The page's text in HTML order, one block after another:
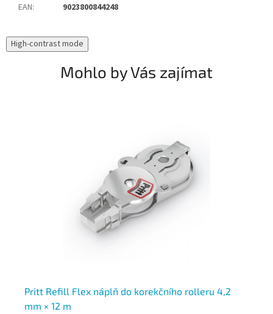
EAN: 9023800844248
High-contrast mode
Mohlo by Vás zajímat
Pritt Refill Flex náplň do korekčního rolleru 4,2
mm × 12 m